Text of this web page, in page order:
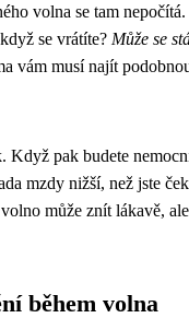
volna se tam nepočítá.
se vrátíte? Může se
vám musí najít
Když pak budete
mzdy nižší, než jste
může znít lákavě,
během volna